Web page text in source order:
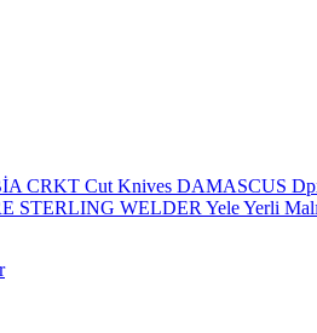
CRKT Cut Knives DAMASCUS
STERLING WELDER YeleYerli